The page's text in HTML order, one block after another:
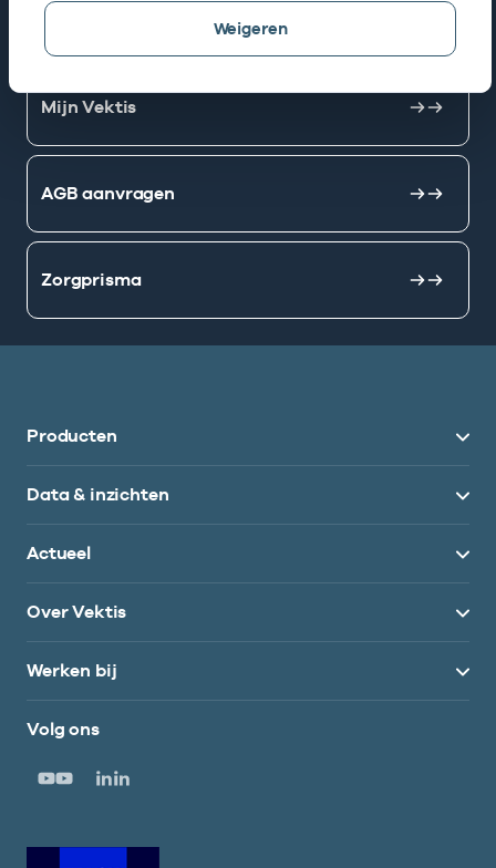
Weigeren
Mijn Vektis
AGB aanvragen
Zorgprisma
Producten
Data & inzichten
Actueel
Over Vektis
Werken bij
Volg ons